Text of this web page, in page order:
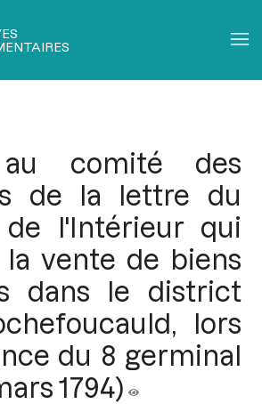
au comité des
de la lettre du
de l'Intérieur qui
la vente de biens
dans le district
lors
du 8 germinal
1794)